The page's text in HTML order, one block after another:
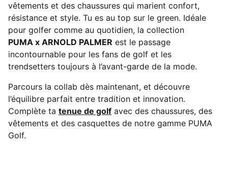
vêtements et des chaussures qui marient confort,
résistance et style. Tu es au top sur le green. Idéale
pour golfer comme au quotidien, la collection
PUMA x ARNOLD PALMER est le passage
incontournable pour les fans de golf et les
trendsetters toujours à l’avant-garde de la mode.
Parcours la collab dès maintenant, et découvre
l’équilibre parfait entre tradition et innovation.
Complète ta tenue de golf avec des chaussures, des
vêtements et des casquettes de notre gamme PUMA
Golf.